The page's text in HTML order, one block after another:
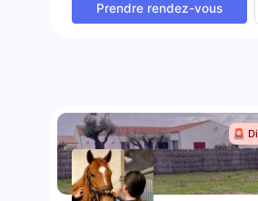
Prendre rendez-vous
🚨